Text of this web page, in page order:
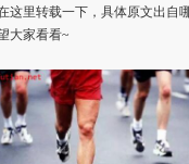
这里转载一下，具体原文出自
大家看看~